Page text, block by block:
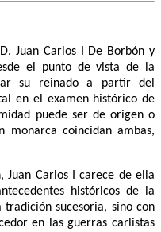
Juan Carlos I De Borbón y
el punto de vista de la
su reinado a partir del
en el examen histórico de
puede ser de origen o
coincidan ambas,
Juan Carlos I carece de ella
históricos de la
sucesoria, sino con
en las guerras carlistas